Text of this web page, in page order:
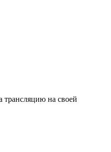
трансляцию на своей